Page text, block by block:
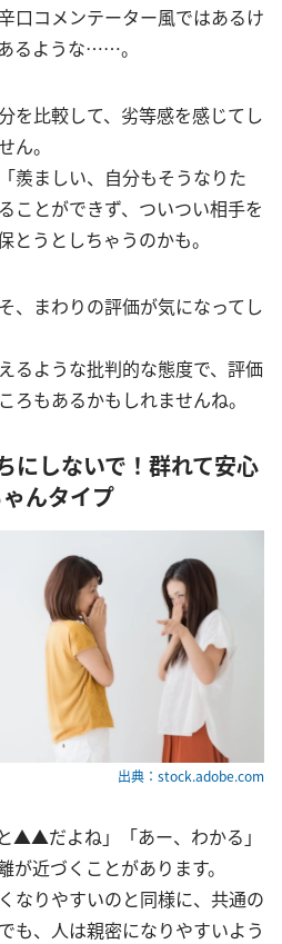
口コメンテーター風ではあるけ
るような……。
を比較して、劣等感を感じてし
ん。
羨ましい、自分もそうなりた
ことができず、ついつい相手を
とうとしちゃうのかも。
、まわりの評価が気になってし
るような批判的な態度で、評価
ろもあるかもしれませんね。
にしないで！群れて安心
んタイプ
出典：stock.adobe.com
▲▲だよね」「あー、わかる」
近づくことがあります。
なりやすいのと同様に、共通の
も、人は親密になりやすいよう